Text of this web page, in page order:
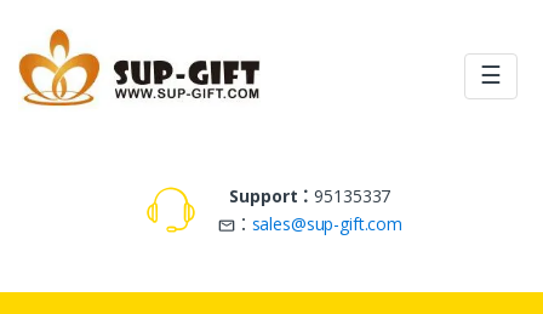
☰
Support：95135337
： sales@sup-gift.com